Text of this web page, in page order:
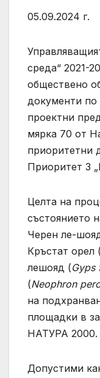
05.09.2024 г.
среда“ 2021-
обществено
документи по
проектни
мярка 70 от
приоритетни
Приоритет 3
Целта на
състоянието
Черен ле-
Кръстат орел (
лешояд (Gyps
(Neophron
на
площадки в
НАТУРА 2000.
Допустими